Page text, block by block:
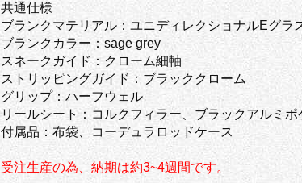
共通仕様
ブランクマテリアル：ユニディレクショナルEグラ
ブランクカラー：sage grey
スネークガイド：クローム細軸
ストリッピングガイド：ブラッククローム
グリップ：ハーフウェル
リールシート：コルクフィラー、ブラックアルミ
付属品：布袋、コーデュラロッドケース
受注生産の為、納期は約3~4週間です。